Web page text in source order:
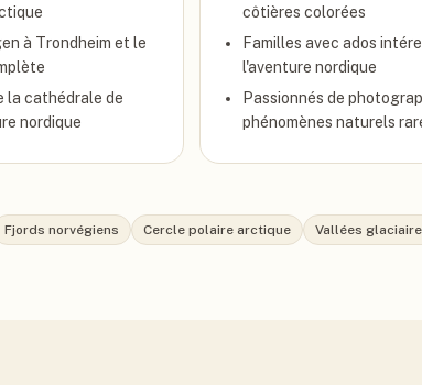
à Trondheim et le
la cathédrale de
nordique
côtières colorées
Familles avec ados
l'aventure nordique
Passionnés de
phénomènes naturels
Fjords norvégiens Cercle polaire arctique Vallées